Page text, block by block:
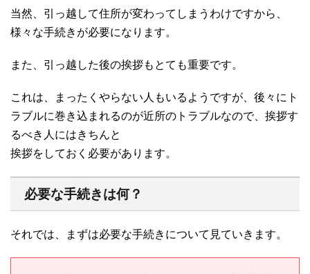
当然、引っ越して住所が変わってしまうわけですから、
様々な手続きが必要になります。
また、引っ越した後の挨拶もとても重要です。
これは、まったくやらない人もいるようですが、後々にト
ラブルに巻き込まれるのが近所のトラブルなので、挨拶す
るべき人にはきちんと
挨拶をしておく必要があります。
必要な手続きは何？
それでは、まずは必要な手続きについて見ていきます。